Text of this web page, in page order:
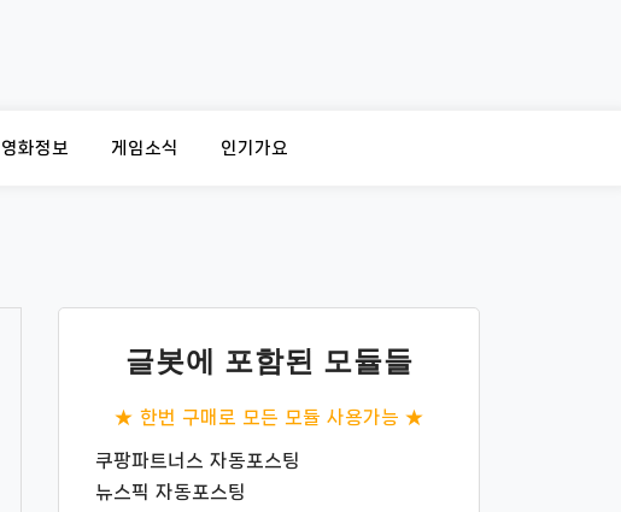
영화정보 게임소식 인기가요
글봇에 포함된 모듈들
★ 한번 구매로 모든 모듈 사용가능 ★
쿠팡파트너스 자동포스팅
뉴스픽 자동포스팅